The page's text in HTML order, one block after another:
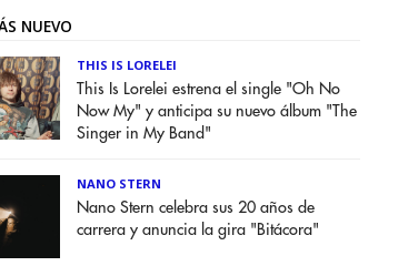
NUEVO
THIS IS LORELEI
This Is Lorelei estrena el single "Oh No
Now My" y anticipa su nuevo álbum "The
Singer in My Band"
NANO STERN
Nano Stern celebra sus 20 años de
carrera y anuncia la gira "Bitácora"